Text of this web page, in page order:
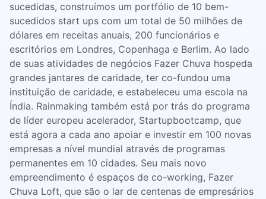
sucedidas, construímos um portfólio de 10 bem-
sucedidos start ups com um total de 50 milhões de
dólares em receitas anuais, 200 funcionários e
escritórios em Londres, Copenhaga e Berlim. Ao lado
de suas atividades de negócios Fazer Chuva hospeda
grandes jantares de caridade, ter co-fundou uma
instituição de caridade, e estabeleceu uma escola na
Índia. Rainmaking também está por trás do programa
de líder europeu acelerador, Startupbootcamp, que
está agora a cada ano apoiar e investir em 100 novas
empresas a nível mundial através de programas
permanentes em 10 cidades. Seu mais novo
empreendimento é espaços de co-working, Fazer
Chuva Loft, que são o lar de centenas de empresários